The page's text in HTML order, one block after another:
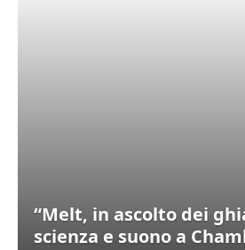
“Melt, in ascolto dei
scienza e suono a